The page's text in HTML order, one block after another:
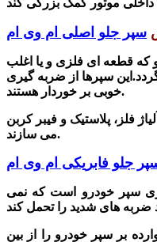
که قطعه ای فلزی و یا اغلب
سپرها از ضربه گیری
خوبی بر خوردار هستند.
فلز، پلاستیک و فیبر کربن
می سازند.
سپر خودرو است که نمی
ضربه های شدید
بر سپر خودرو را از بین